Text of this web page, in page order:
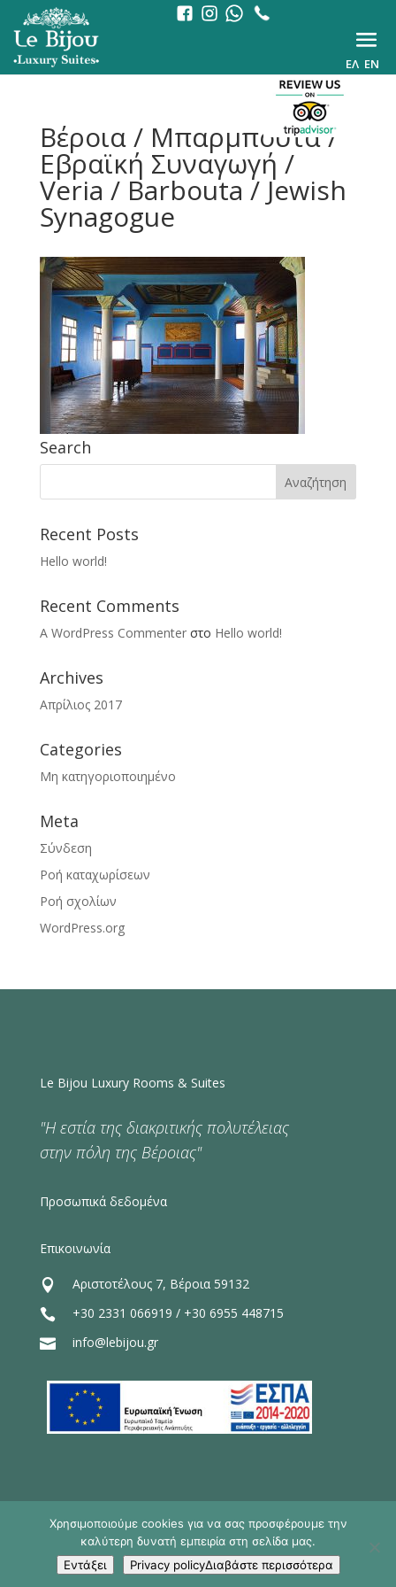
ΕΛ EN
Βέροια / Μπαρμπούτα /
Εβραϊκή Συναγωγή /
Veria / Barbouta / Jewish
Synagogue
Search
Recent Posts
Hello world!
Recent Comments
A WordPress Commenterστο Hello world!
Archives
Απρίλιος 2017
Categories
Μη κατηγοριοποιημένο
Meta
Σύνδεση
Ροή καταχωρίσεων
Ροή σχολίων
WordPress.org
Le Bijou Luxury Rooms & Suites
"Η εστία της διακριτικής πολυτέλειας
στην πόλη της Βέροιας"
Προσωπικά δεδομένα
Επικοινωνία
 Αριστοτέλους 7, Βέροια 59132
 +30 2331 066919 / +30 6955 448715
 info@lebijou.gr
Le Bijou Luxury Suites - Veria © 2026
made by
Χρησιμοποιούμε cookies για να σας προσφέρουμε την
καλύτερη δυνατή εμπειρία στη σελίδα μας.
Εντάξει
Privacy policyΔιαβάστε περισσότερα